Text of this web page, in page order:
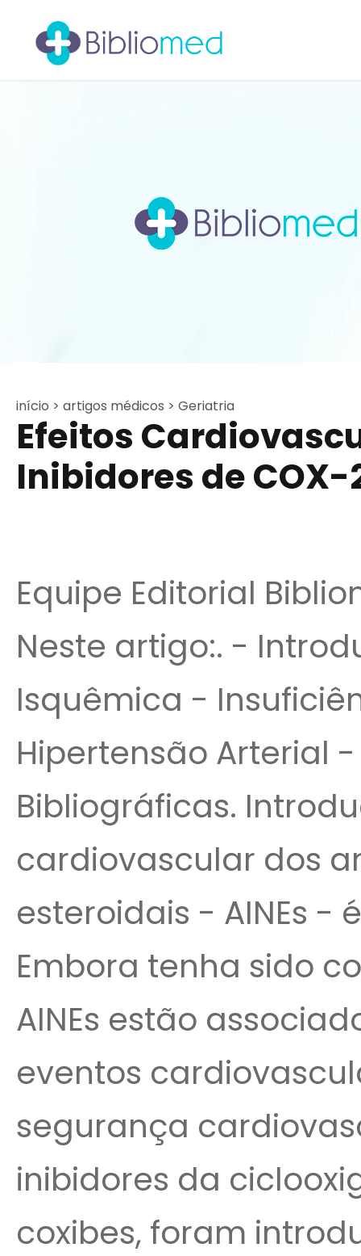
início > artigos médicos > Geriatria
Efeitos
Inibidores de COX-
Equipe Editorial
Neste artigo:. -
Isquêmica -
Hipertensão Arterial
Bibliográficas.
cardiovascular dos
esteroidais - AINEs -
Embora tenha sido
AINEs estão
eventos
segurança
inibidores da
coxibes, foram